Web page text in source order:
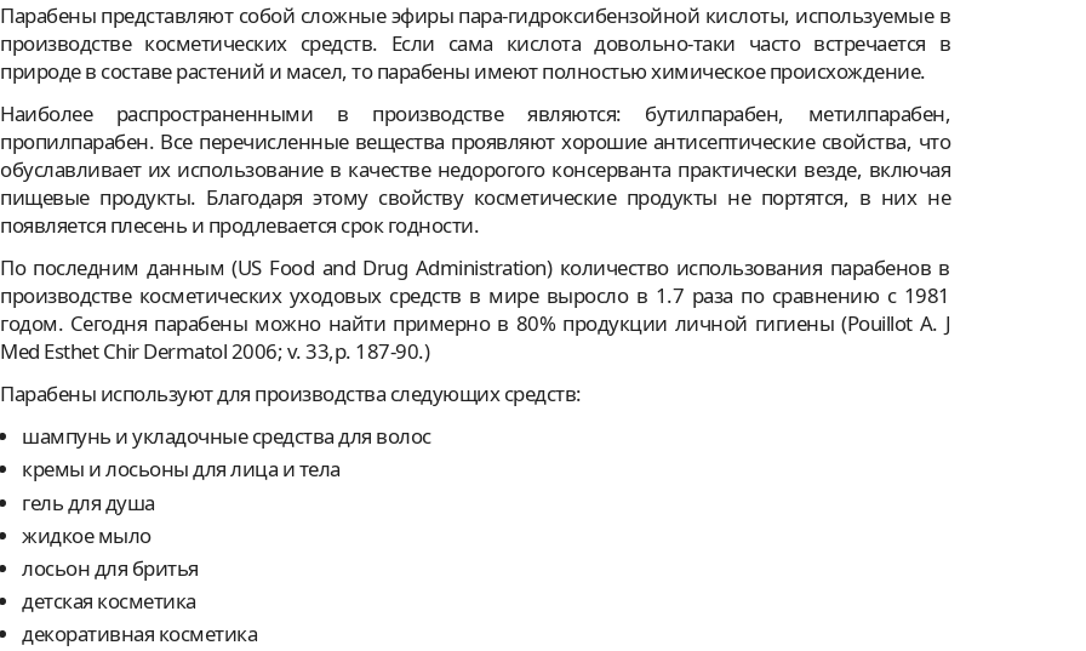
Парабены представляют собой сложные эфиры пара-гидроксибензойной кислоты, используемые в
производстве косметических средств. Если сама кислота довольно-таки часто встречается в
природе в составе растений и масел, то парабены имеют полностью химическое происхождение.
Наиболее распространенными в производстве являются: бутилпарабен, метилпарабен,
пропилпарабен. Все перечисленные вещества проявляют хорошие антисептические свойства, что
обуславливает их использование в качестве недорогого консерванта практически везде, включая
пищевые продукты. Благодаря этому свойству косметические продукты не портятся, в них не
появляется плесень и продлевается срок годности.
По последним данным (US Food and Drug Administration) количество использования парабенов в
производстве косметических уходовых средств в мире выросло в 1.7 раза по сравнению с 1981
годом. Сегодня парабены можно найти примерно в 80% продукции личной гигиены (Pouillot A. J
Mеd Esthеt Chir Dermatol 2006; v. 33,p. 187-90.)
Парабены используют для производства следующих средств:
шампунь и укладочные средства для волос
кремы и лосьоны для лица и тела
гель для душа
жидкое мыло
лосьон для бритья
детская косметика
декоративная косметика